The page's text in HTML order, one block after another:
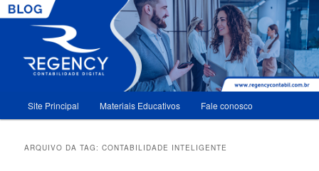
principal
Pular
Pular
Site Principal Materiais Educativos Fale conosco
ARQUIVO DA TAG:CONTABILIDADE INTELIGENTE